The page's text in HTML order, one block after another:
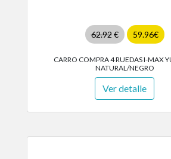
62.92€ 59.96€
CARRO COMPRA 4 RUEDAS I-MAX
NATURAL/NEGRO
Ver detalle